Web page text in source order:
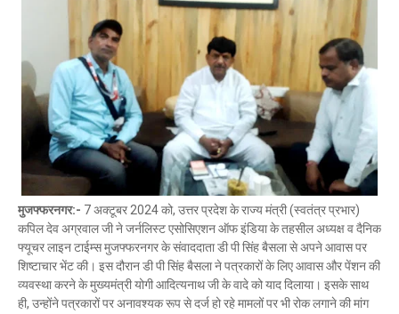
मुजफ्फरनगर:- 7 अक्टूबर 2024 को, उत्तर प्रदेश के राज्य मंत्री (स्वतंत्र प्रभार)
कपिल देव अग्रवाल जी ने जर्नलिस्ट एसोसिएशन ऑफ इंडिया के तहसील अध्यक्ष व दैनिक
फ्यूचर लाइन टाईम्स मुजफ्फरनगर के संवाददाता डी पी सिंह बैसला से अपने आवास पर
शिष्टाचार भेंट की। इस दौरान डी पी सिंह बैसला ने पत्रकारों के लिए आवास और पेंशन की
व्यवस्था करने के मुख्यमंत्री योगी आदित्यनाथ जी के वादे को याद दिलाया। इसके साथ
ही, उन्होंने पत्रकारों पर अनावश्यक रूप से दर्ज हो रहे मामलों पर भी रोक लगाने की मांग